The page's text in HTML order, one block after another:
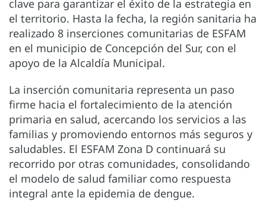
clave para garantizar el éxito de la estrategia en
el territorio. Hasta la fecha, la región sanitaria ha
realizado 8 inserciones comunitarias de ESFAM
en el municipio de Concepción del Sur, con el
apoyo de la Alcaldía Municipal.
La inserción comunitaria representa un paso
firme hacia el fortalecimiento de la atención
primaria en salud, acercando los servicios a las
familias y promoviendo entornos más seguros y
saludables. El ESFAM Zona D continuará su
recorrido por otras comunidades, consolidando
el modelo de salud familiar como respuesta
integral ante la epidemia de dengue.